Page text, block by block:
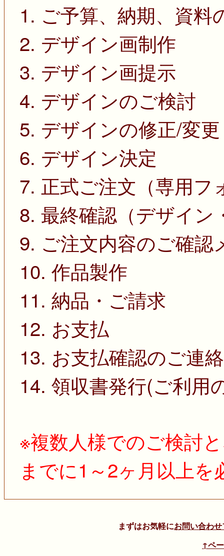
1. ご予算、納期、資料
2. デザイン画制作
3. デザイン画提示
4. デザインのご検討
5. デザインの修正/変更
6. デザイン決定
7. 正式ご注文（専用フ
8. 最終確認（デザイン
9. ご注文内容のご確認
10. 作品製作
11. 納品・ご請求
12. お支払
13. お支払確認のご連絡
14. 領収書発行(ご利用
※複数人様でのご検討
までに1～2ヶ月以上
まずはお気軽にお問い合わ
↑ペ